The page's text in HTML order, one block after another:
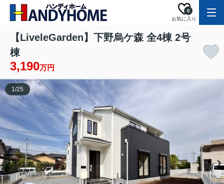
お気に入り
0
【LiveleGarden】下野烏ケ森 全4棟 2号
棟
3,190万円
1/25